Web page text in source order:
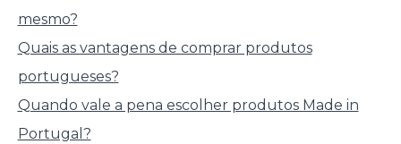
mesmo?
Quais as vantagens de comprar produtos
portugueses?
Quando vale a pena escolher produtos Made in
Portugal?